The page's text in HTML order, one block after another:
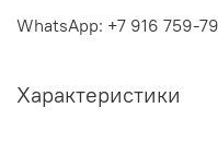
WhatsApp: +7 916 759-
Характеристики